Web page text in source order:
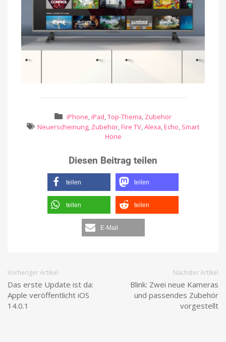
iPhone, iPad,Top-Thema, Zubehör
Neuerscheinung, Zubehör, Fire TV,Alexa, Echo, Smart
Hone
Diesen Beitrag teilen
teilen teilen
teilen teilen
E-Mail
Vorheriger Artikel
Das erste Update ist da:
Apple veröffentlicht iOS
14.0.1
Nächster Artikel
Blink: Zwei neue Kameras
und passendes Zubehör
vorgestellt